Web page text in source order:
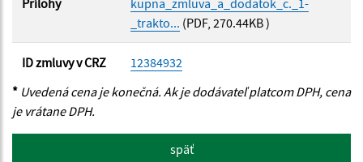
_trakto... (PDF, 270.44KB )
ID zmluvy v CRZ
12384932
* Uvedená cena je konečná. Ak je dodávateľ platcom DPH, cena
je vrátane DPH.
späť